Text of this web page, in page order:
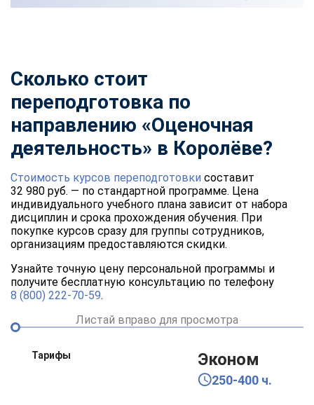
Сколько стоит
переподготовка по
направлению «Оценочная
деятельность» в Королёве?
Стоимость курсов переподготовки составит
32 980 руб. — по стандартной программе. Цена
индивидуального учебного плана зависит от набора
дисциплин и срока прохождения обучения. При
покупке курсов сразу для группы сотрудников,
организациям предоставляются скидки.
Узнайте точную цену персональной программы и
получите бесплатную консультацию по телефону
8 (800) 222-70-59.
Листай вправо для просмотра
Тарифы Эконом
250-400 ч.